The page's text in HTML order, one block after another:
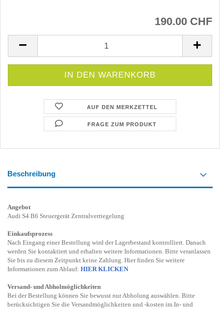
190.00 CHF
AUF DEN MERKZETTEL
FRAGE ZUM PRODUKT
Beschreibung
Angebot
Audi S4 B6 Steuergerät Zentralverriegelung
Einkaufsprozess
Nach Eingang einer Bestellung wird der Lagerbestand kontrolliert. Danach
werden Sie kontaktiert und erhalten weitere Informationen. Bitte veranlassen
Sie bis zu diesem Zeitpunkt keine Zahlung. Hier finden Sie weitere
Informationen zum Ablauf: HIER KLICKEN
Versand- und Abholmöglichkeiten
Bei der Bestellung können Sie bewusst nur Abholung auswählen. Bitte
berücksichtigen Sie die Versandmöglichkeiten und -kosten im In- und